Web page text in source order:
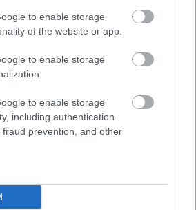
to enable storage
of the website or app.
to enable storage
to enable storage
including authentication
prevention, and other